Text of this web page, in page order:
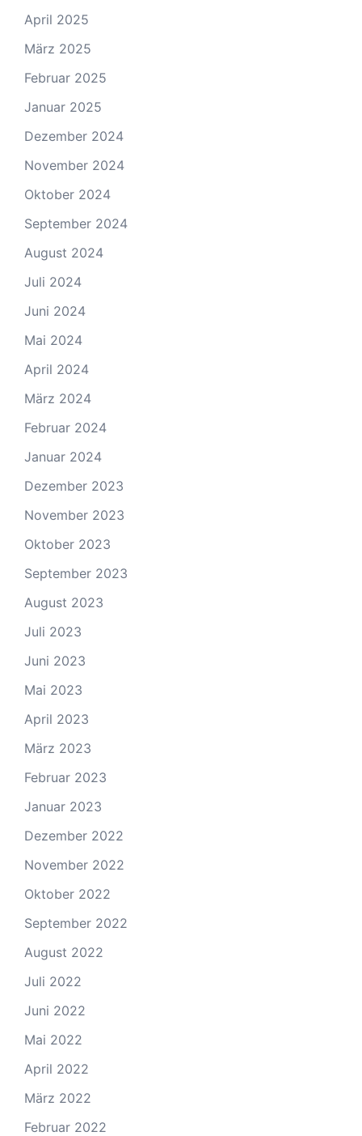
April 2025
März 2025
Februar 2025
Januar 2025
Dezember 2024
November 2024
Oktober 2024
September 2024
August 2024
Juli 2024
Juni 2024
Mai 2024
April 2024
März 2024
Februar 2024
Januar 2024
Dezember 2023
November 2023
Oktober 2023
September 2023
August 2023
Juli 2023
Juni 2023
Mai 2023
April 2023
März 2023
Februar 2023
Januar 2023
Dezember 2022
November 2022
Oktober 2022
September 2022
August 2022
Juli 2022
Juni 2022
Mai 2022
April 2022
März 2022
Februar 2022